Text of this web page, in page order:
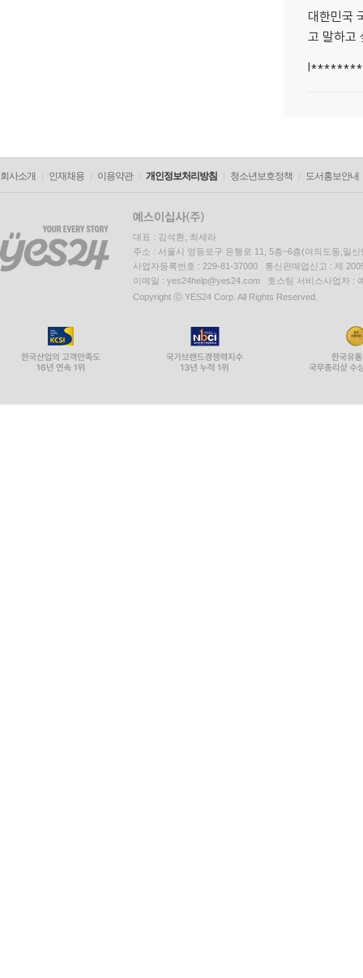
대한민국
고 말하고
회사소개 인재채용 이용약관 개인정보처리방침 청소년보호정책 도서홍보안내
대표 : 김석환, 최세라
주소 : 서울시 영등포구 은행로 11, 5층~6층(여의도동,일신
사업자등록번호 : 229-81-37000 통신판매업신고 : 제
이메일 : yes24help@yes24.com 호스팅 서비스사업자 :
Copyright ⓒ YES24 Corp. All Rights Reserved.